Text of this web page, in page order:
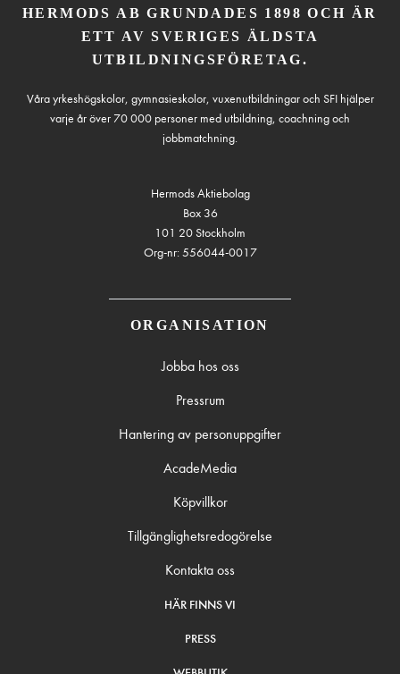
HERMODS AB GRUNDADES 1898 OCH ÄR
ETT AV SVERIGES ÄLDSTA
UTBILDNINGSFÖRETAG.
Våra yrkeshögskolor, gymnasieskolor, vuxenutbildningar och SFI hjälper
varje år över 70 000 personer med utbildning, coachning och
jobbmatchning.
Hermods Aktiebolag
Box 36
101 20 Stockholm
Org-nr: 556044-0017
ORGANISATION
Jobba hos oss
Pressrum
Hantering av personuppgifter
AcadeMedia
Köpvillkor
Tillgänglighetsredogörelse
Kontakta oss
HÄR FINNS VI
PRESS